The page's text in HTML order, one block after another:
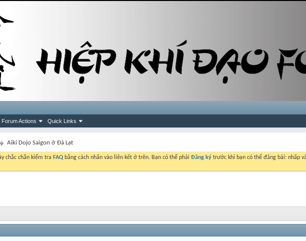
Forum Actions Quick Links
Aiki Dojo Saigon ở Đà Lạt
chắc chắn kiểm tra FAQ bằng cách nhấn vào liên kết ở trên. Bạn có thể phải Đăng ký trước khi bạn có thể đăng bài: nhấp